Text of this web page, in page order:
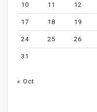
10 11 12
17 18 19
24 25 26
31
« Oct